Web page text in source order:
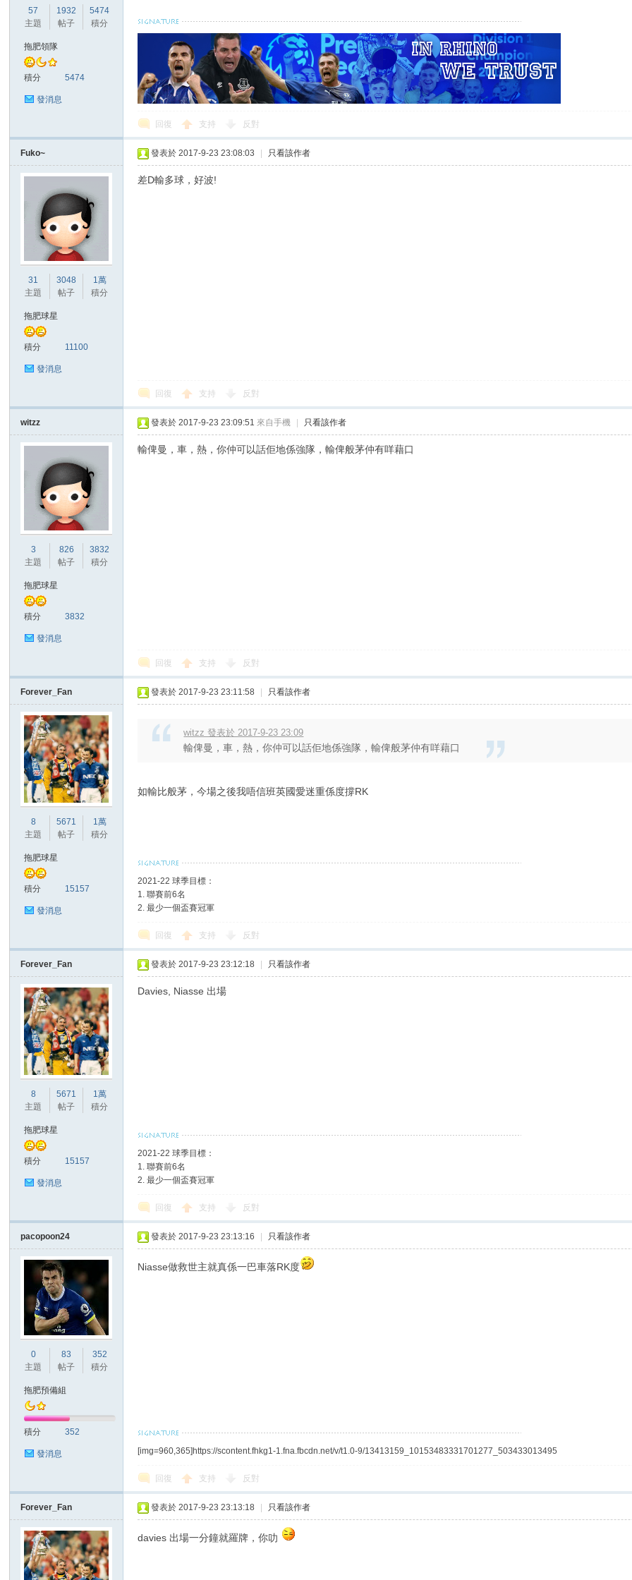
57
主題
1932
帖子
5474
積分
拖肥領隊
積分 5474
發消息
回復 支持 反對
Fuko~
31
主題
3048
帖子
1萬
積分
拖肥球星
積分 11100
發消息
發表於 2017-9-23 23:08:03 只看該作者
差D輸多球，好波!
回復 支持 反對
witzz
3
主題
826
帖子
3832
積分
拖肥球星
積分 3832
發消息
發表於 2017-9-23 23:09:51 來自手機 只看該作者
輸俾曼，車，熱，你仲可以話佢地係強隊，輸俾般茅仲有咩藉口
回復 支持 反對
Forever_Fan
8
主題
5671
帖子
1萬
積分
拖肥球星
積分 15157
發消息
發表於 2017-9-23 23:11:58 只看該作者
witzz 發表於 2017-9-23 23:09
輸俾曼，車，熱，你仲可以話佢地係強隊，輸俾般茅仲有咩藉口
如輸比般茅，今場之後我唔信班英國愛迷重係度撐RK
2021-22 球季目標：
1. 聯賽前6名
2. 最少一個盃賽冠軍
回復 支持 反對
Forever_Fan
8
主題
5671
帖子
1萬
積分
拖肥球星
積分 15157
發消息
發表於 2017-9-23 23:12:18 只看該作者
Davies, Niasse 出場
2021-22 球季目標：
1. 聯賽前6名
2. 最少一個盃賽冠軍
回復 支持 反對
pacopoon24
0
主題
83
帖子
352
積分
拖肥預備組
積分 352
發消息
發表於 2017-9-23 23:13:16 只看該作者
Niasse做救世主就真係一巴車落RK度
[img=960,365]https://scontent.fhkg1-1.fna.fbcdn.net/v/t1.0-9/13413159_10153483331701277_503433013495
回復 支持 反對
Forever_Fan 發表於 2017-9-23 23:13:18 只看該作者
davies 出場一分鐘就羅牌，你叻